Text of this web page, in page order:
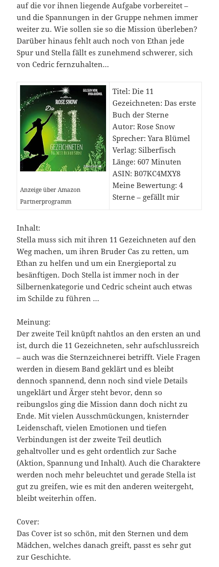
auf die vor ihnen liegende Aufgabe vorbereitet –
und die Spannungen in der Gruppe nehmen immer
weiter zu. Wie sollen sie so die Mission überleben?
Darüber hinaus fehlt auch noch von Ethan jede
Spur und Stella fällt es zunehmend schwerer, sich
von Cedric fernzuhalten…
Anzeige über Amazon
Partnerprogramm
Titel: Die 11
Gezeichneten: Das erste
Buch der Sterne
Autor: Rose Snow
Sprecher: Yara Blümel
Verlag: Silberfisch
Länge: 607 Minuten
ASIN: B07KC4MXY8
Meine Bewertung: 4
Sterne – gefällt mir
Inhalt:
Stella muss sich mit ihren 11 Gezeichneten auf den
Weg machen, um ihren Bruder Cas zu retten, um
Ethan zu helfen und um ein Energieportal zu
besänftigen. Doch Stella ist immer noch in der
Silbernenkategorie und Cedric scheint auch etwas
im Schilde zu führen …
Meinung:
Der zweite Teil knüpft nahtlos an den ersten an und
ist, durch die 11 Gezeichneten, sehr aufschlussreich
– auch was die Sternzeichnerei betrifft. Viele Fragen
werden in diesem Band geklärt und es bleibt
dennoch spannend, denn noch sind viele Details
ungeklärt und Ärger steht bevor, denn so
reibungslos ging die Mission dann doch nicht zu
Ende. Mit vielen Ausschmückungen, knisternder
Leidenschaft, vielen Emotionen und tiefen
Verbindungen ist der zweite Teil deutlich
gehaltvoller und es geht ordentlich zur Sache
(Aktion, Spannung und Inhalt). Auch die Charaktere
werden noch mehr beleuchtet und gerade Stella ist
gut zu greifen, wie es mit den anderen weitergeht,
bleibt weiterhin offen.
Cover:
Das Cover ist so schön, mit den Sternen und dem
Mädchen, welches danach greift, passt es sehr gut
zur Geschichte.